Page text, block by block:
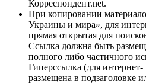
Корреспондент.net.
При копировании
Украины и мира», для
прямая открытая для
Ссылка должна быть
полного либо частичного
Гиперссылка (для
размещена в подзаголовке